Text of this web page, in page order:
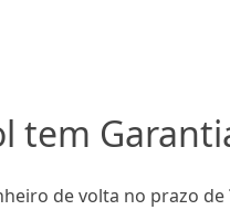
tem
de volta no prazo de